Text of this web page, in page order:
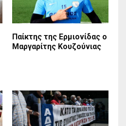
Παίκτης της Ερμιονίδας ο
Μαργαρίτης Κουζούνιας